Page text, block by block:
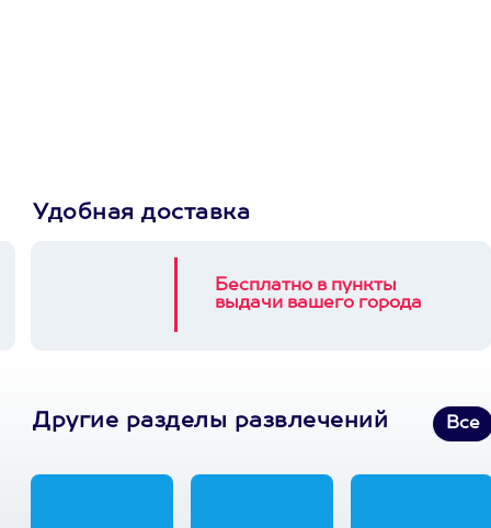
Удобная доставка
Бесплатно в пункты
выдачи вашего города
Другие разделы развлечений Все